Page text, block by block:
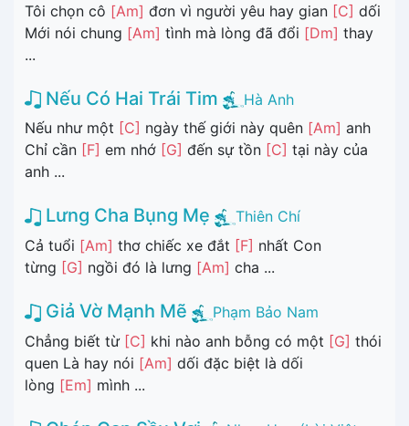
Tôi chọn cô [Am] đơn vì người yêu hay gian [C] dối
Mới nói chung [Am] tình mà lòng đã đổi [Dm] thay
...
Nếu Có Hai Trái Tim
Hà Anh
Nếu như một [C] ngày thế giới này quên [Am] anh
Chỉ cần [F] em nhớ [G] đến sự tồn [C] tại này của
anh ...
Lưng Cha Bụng Mẹ
Thiên Chí
Cả tuổi [Am] thơ chiếc xe đắt [F] nhất Con
từng [G] ngồi đó là lưng [Am] cha ...
Giả Vờ Mạnh Mẽ
Phạm Bảo Nam
Chẳng biết từ [C] khi nào anh bỗng có một [G] thói
quen Là hay nói [Am] dối đặc biệt là dối
lòng [Em] mình ...